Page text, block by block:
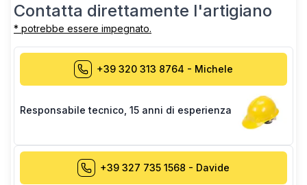
Contatta direttamente l'artigiano
* potrebbe essere impegnato.
+39 320 313 8764 - Michele
Responsabile tecnico 15 anni di esperienza
+39 327 735 1568 - Davide